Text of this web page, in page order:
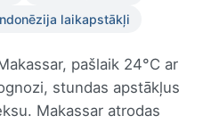
laikapstākļi
pašlaik 24°C ar
stundas apstākļus
Makassar atrodas